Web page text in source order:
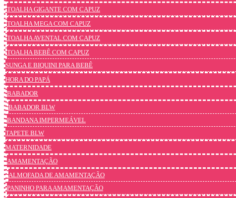
TOALHA GIGANTE COM CAPUZ
TOALHA MEGA COM CAPUZ
TOALHA AVENTAL COM CAPUZ
TOALHA BEBÊ COM CAPUZ
SUNGA E BIQUINI PARA BEBÊ
HORA DO PAPÁ
BABADOR
BABADOR BLW
BANDANA IMPERMEÁVEL
TAPETE BLW
MATERNIDADE
AMAMENTAÇÃO
ALMOFADA DE AMAMENTAÇÃO
PANINHO PARA AMAMENTAÇÃO